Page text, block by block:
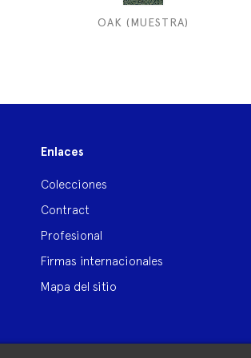
OAK (MUESTRA)
Enlaces
Colecciones
Contract
Profesional
Firmas internacionales
Mapa del sitio